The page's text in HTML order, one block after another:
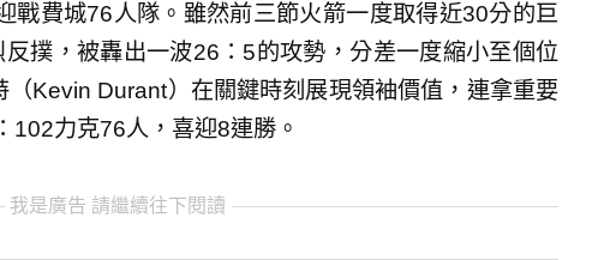
戰費城76人隊。雖然前三節火箭一度取得近30分的巨
撲，被轟出一波26：5的攻勢，分差一度縮小至個位
Kevin Durant）在關鍵時刻展現領袖價值，連拿重要
102力克76人，喜迎8連勝。
我是廣告 請繼續往下閱讀